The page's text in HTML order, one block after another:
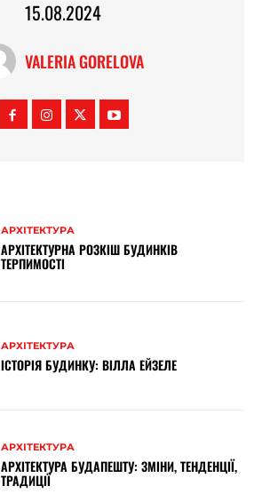
15.08.2024
VALERIA GORELOVA
АРХІТЕКТУРА
АРХІТЕКТУРНА РОЗКІШ БУДИНКІВ
ТЕРПИМОСТІ
АРХІТЕКТУРА
ІСТОРІЯ БУДИНКУ: ВІЛЛА ЕЙЗЕЛЕ
АРХІТЕКТУРА
АРХІТЕКТУРА БУДАПЕШТУ: ЗМІНИ, ТЕНДЕНЦІЇ,
ТРАДИЦІЇ